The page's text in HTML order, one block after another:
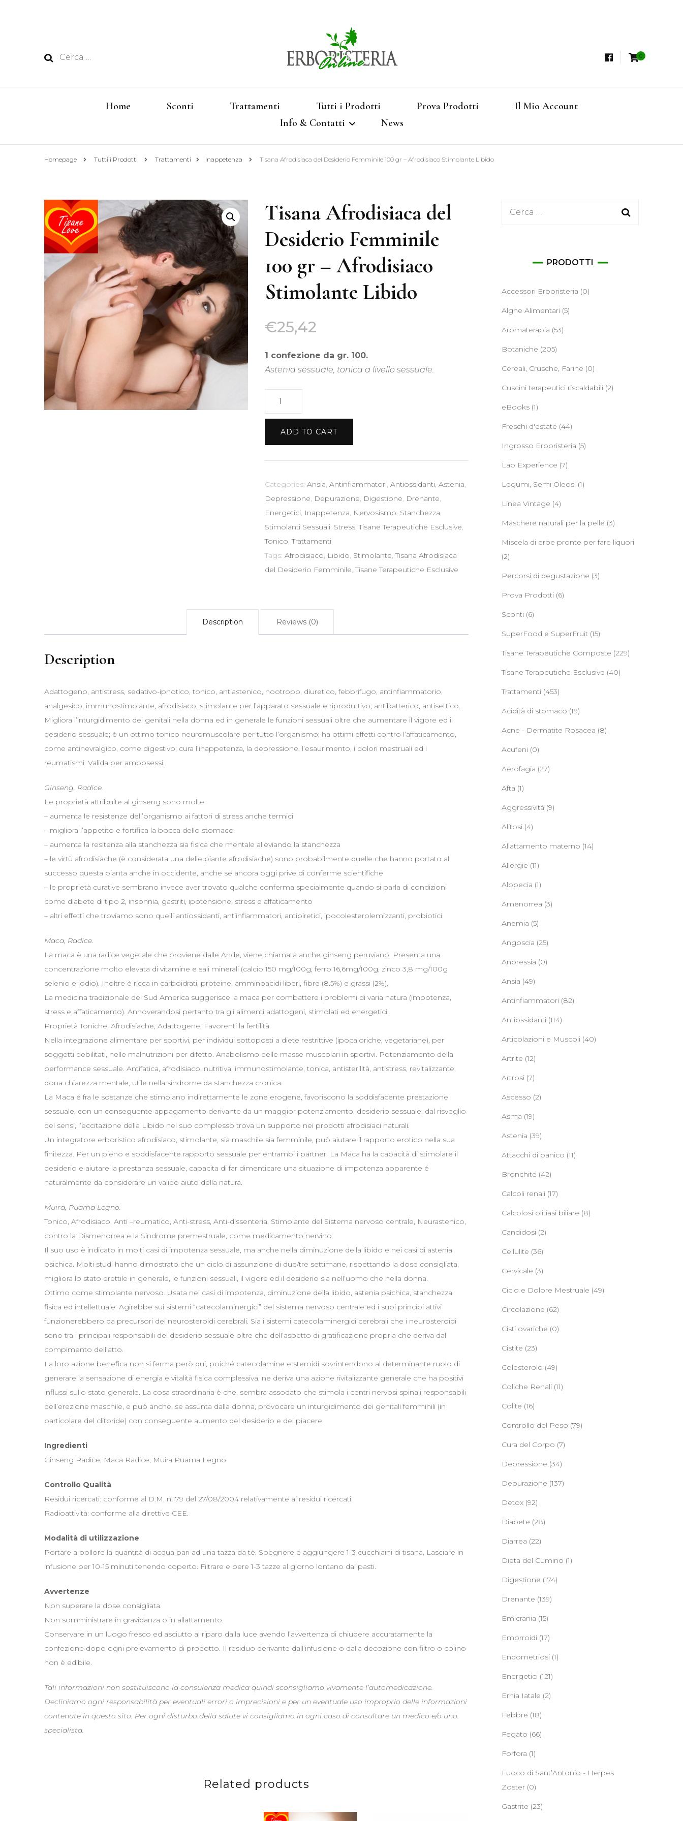
Ricerca
Erboristeria
Shop Online
Tisane
Vendita di Botaniche, Erbe e Spezie Officinali, Tisane Terapeutiche Esclusive, Tè Pregiati
0
Home Sconti Trattamenti Tutti i Prodotti Prova Prodotti
Il Mio Account
Info & Contatti
Privacy e Cookies
Acquisti all’ingrosso
Tisane Personalizzate
Richiedi Informazioni
News
Homepage Tutti i Prodotti Trattamenti Inappetenza Tisana Afrodisiaca del Desiderio Femminile 100 gr – Afrodisiaco Stimolante Libido
Tisana Afrodisiaca del
Desiderio Femminile
100 gr – Afrodisiaco
Stimolante Libido
€25,42
1 confezione da gr. 100.
Astenia sessuale, tonica a livello sessuale.
Tisana
gr
-
Afrodisiaco
Stimolante
Libido
quantity
ADD TO CART
Categories:Ansia,Antinfiammatori,Antiossidanti,Astenia,
Depressione, Depurazione, Digestione, Drenante,
Energetici, Inappetenza, Nervosismo, Stanchezza,
Stimolanti Sessuali, Stress,Tisane Terapeutiche Esclusive,
Tonico,Trattamenti
Tags:Afrodisiaco, Libido, Stimolante,Tisana Afrodisiaca
del Desiderio Femminile,Tisane Terapeutiche Esclusive
Description Reviews (0)
Description
Adattogeno, antistress, sedativo-ipnotico, tonico, antiastenico, nootropo, diuretico, febbrifugo, antinfiammatorio,
analgesico, immunostimolante, afrodisiaco, stimolante per l’apparato sessuale e riproduttivo; antibatterico, antisettico.
Migliora l’inturgidimento dei genitali nella donna ed in generale le funzioni sessuali oltre che aumentare il vigore ed il
desiderio sessuale; è un ottimo tonico neuromuscolare per tutto l’organismo; ha ottimi effetti contro l’affaticamento,
come antinevralgico, come digestivo; cura l’inappetenza, la depressione, l’esaurimento, i dolori mestruali ed i
reumatismi. Valida per ambosessi.
Ginseng, Radice.
Le proprietà attribuite al ginseng sono molte:
– aumenta le resistenze dell’organismo ai fattori di stress anche termici
– migliora l’appetito e fortifica la bocca dello stomaco
– aumenta la resitenza alla stanchezza sia fisica che mentale alleviando la stanchezza
– le virtù afrodisiache (è considerata una delle piante afrodisiache) sono probabilmente quelle che hanno portato al
successo questa pianta anche in occidente, anche se ancora oggi prive di conferme scientifiche
– le proprietà curative sembrano invece aver trovato qualche conferma specialmente quando si parla di condizioni
come diabete di tipo 2, insonnia, gastriti, ipotensione, stress e affaticamento
– altri effetti che troviamo sono quelli antiossidanti, antiinfiammatori, antipiretici, ipocolesterolemizzanti, probiotici
Maca, Radice.
La maca è una radice vegetale che proviene dalle Ande, viene chiamata anche ginseng peruviano. Presenta una
concentrazione molto elevata di vitamine e sali minerali (calcio 150 mg/100g, ferro 16,6mg/100g, zinco 3,8 mg/100g
selenio e iodio). Inoltre è ricca in carboidrati, proteine, amminoacidi liberi, fibre (8.5%) e grassi (2%).
La medicina tradizionale del Sud America suggerisce la maca per combattere i problemi di varia natura (impotenza,
stress e affaticamento). Annoverandosi pertanto tra gli alimenti adattogeni, stimolati ed energetici.
Proprietà Toniche, Afrodisiache, Adattogene, Favorenti la fertilità.
Nella integrazione alimentare per sportivi, per individui sottoposti a diete restrittive (ipocaloriche, vegetariane), per
soggetti debilitati, nelle malnutrizioni per difetto. Anabolismo delle masse muscolari in sportivi. Potenziamento della
performance sessuale. Antifatica, afrodisiaco, nutritiva, immunostimolante, tonica, antisterilità, antistress, revitalizzante,
dona chiarezza mentale, utile nella sindrome da stanchezza cronica.
La Maca é fra le sostanze che stimolano indirettamente le zone erogene, favoriscono la soddisfacente prestazione
sessuale, con un conseguente appagamento derivante da un maggior potenziamento, desiderio sessuale, dal risveglio
dei sensi, l’eccitazione della Libido nel suo complesso trova un supporto nei prodotti afrodisiaci naturali.
Un integratore erboristico afrodisiaco, stimolante, sia maschile sia femminile, può aiutare il rapporto erotico nella sua
finitezza. Per un pieno e soddisfacente rapporto sessuale per entrambi i partner. La Maca ha la capacità di stimolare il
desiderio e aiutare la prestanza sessuale, capacita di far dimenticare una situazione di impotenza apparente é
naturalmente da considerare un valido aiuto della natura.
Muira, Puama Legno.
Tonico, Afrodisiaco, Anti –reumatico, Anti-stress, Anti-dissenteria, Stimolante del Sistema nervoso centrale, Neurastenico,
contro la Dismenorrea e la Sindrome premestruale, come medicamento nervino.
Il suo uso è indicato in molti casi di impotenza sessuale, ma anche nella diminuzione della libido e nei casi di astenia
psichica. Molti studi hanno dimostrato che un ciclo di assunzione di due/tre settimane, rispettando la dose consigliata,
migliora lo stato erettile in generale, le funzioni sessuali, il vigore ed il desiderio sia nell’uomo che nella donna.
Ottimo come stimolante nervoso. Usata nei casi di impotenza, diminuzione della libido, astenia psichica, stanchezza
fisica ed intellettuale. Agirebbe sui sistemi “catecolaminergici” del sistema nervoso centrale ed i suoi principi attivi
funzionerebbero da precursori dei neurosteroidi cerebrali. Sia i sistemi catecolaminergici cerebrali che i neurosteroidi
sono tra i principali responsabili del desiderio sessuale oltre che dell’aspetto di gratificazione propria che deriva dal
compimento dell’atto.
La loro azione benefica non si ferma però qui, poiché catecolamine e steroidi sovrintendono al determinante ruolo di
generare la sensazione di energia e vitalità fisica complessiva, ne deriva una azione rivitalizzante generale che ha positivi
influssi sullo stato generale. La cosa straordinaria è che, sembra assodato che stimola i centri nervosi spinali responsabili
dell’erezione maschile, e può anche, se assunta dalla donna, provocare un inturgidimento dei genitali femminili (in
particolare del clitoride) con conseguente aumento del desiderio e del piacere.
Ingredienti
Ginseng Radice, Maca Radice, Muira Puama Legno.
Controllo Qualità
Residui ricercati: conforme al D.M. n.179 del 27/08/2004 relativamente ai residui ricercati.
Radioattività: conforme alla direttive CEE.
Modalità di utilizzazione
Portare a bollore la quantità di acqua pari ad una tazza da tè. Spegnere e aggiungere 1-3 cucchiaini di tisana. Lasciare in
infusione per 10-15 minuti tenendo coperto. Filtrare e bere 1-3 tazze al giorno lontano dai pasti.
Avvertenze
Non superare la dose consigliata.
Non somministrare in gravidanza o in allattamento.
Conservare in un luogo fresco ed asciutto al riparo dalla luce avendo l’avvertenza di chiudere accuratamente la
confezione dopo ogni prelevamento di prodotto. Il residuo derivante dall’infusione o dalla decozione con filtro o colino
non è edibile.
Tali informazioni non sostituiscono la consulenza medica quindi sconsigliamo vivamente l’automedicazione.
Decliniamo ogni responsabilità per eventuali errori o imprecisioni e per un eventuale uso improprio delle informazioni
contenute in questo sito. Per ogni disturbo della salute vi consigliamo in ogni caso di consultare un medico e/o uno
specialista.
Related products
Ricerca
PRODOTTI
Accessori Erboristeria (0)
Alghe Alimentari (5)
Aromaterapia (53)
Botaniche (205)
Cereali, Crusche, Farine (0)
Cuscini terapeutici riscaldabili (2)
eBooks (1)
Freschi d'estate (44)
Ingrosso Erboristeria (5)
Lab Experience (7)
Legumi, Semi Oleosi (1)
Linea Vintage (4)
Maschere naturali per la pelle (3)
Miscela di erbe pronte per fare liquori
(2)
Percorsi di degustazione (3)
Prova Prodotti (6)
Sconti (6)
SuperFood e SuperFruit (15)
Tisane Terapeutiche Composte (229)
Tisane Terapeutiche Esclusive (40)
Trattamenti (453)
Acidità di stomaco (19)
Acne - Dermatite Rosacea (8)
Acufeni (0)
Aerofagia (27)
Afta (1)
Aggressività (9)
Alitosi (4)
Allattamento materno (14)
Allergie (11)
Alopecia (1)
Amenorrea (3)
Anemia (5)
Angoscia (25)
Anoressia (0)
Ansia (49)
Antinfiammatori (82)
Antiossidanti (114)
Articolazioni e Muscoli (40)
Artrite (12)
Artrosi (7)
Ascesso (2)
Asma (19)
Astenia (39)
Attacchi di panico (11)
Bronchite (42)
Calcoli renali (17)
Calcolosi olitiasi biliare (8)
Candidosi (2)
Cellulite (36)
Cervicale (3)
Ciclo e Dolore Mestruale (49)
Circolazione (62)
Cisti ovariche (0)
Cistite (23)
Colesterolo (49)
Coliche Renali (11)
Colite (16)
Controllo del Peso (79)
Cura del Corpo (7)
Depressione (34)
Depurazione (137)
Detox (92)
Diabete (28)
Diarrea (22)
Dieta del Cumino (1)
Digestione (174)
Drenante (139)
Emicrania (15)
Emorroidi (17)
Endometriosi (1)
Energetici (121)
Ernia Iatale (2)
Febbre (18)
Fegato (66)
Forfora (1)
Fuoco di Sant’Antonio - Herpes
Zoster (0)
Gastrite (23)